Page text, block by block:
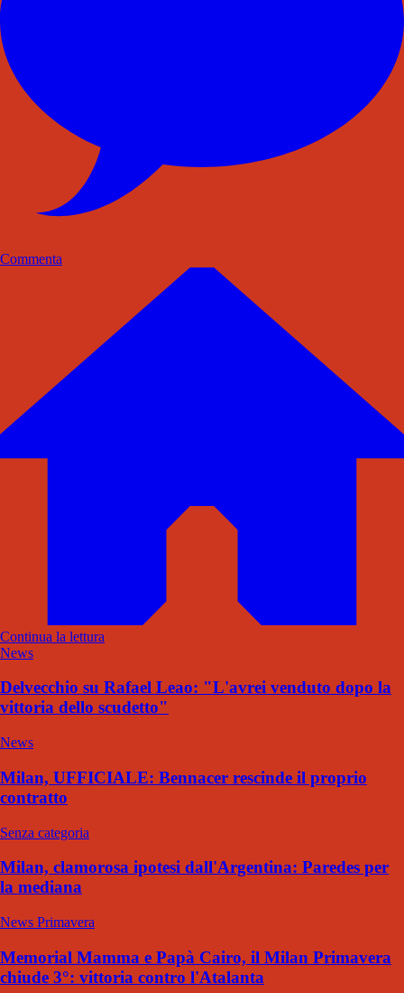
Commenta
Continua la lettura
News
Delvecchio su Rafael Leao: "L'avrei venduto dopo la
vittoria dello scudetto"
News
Milan, UFFICIALE: Bennacer rescinde il proprio
contratto
Senza categoria
Milan, clamorosa ipotesi dall'Argentina: Paredes per
la mediana
News Primavera
Memorial Mamma e Papà Cairo, il Milan Primavera
chiude 3°: vittoria contro l'Atalanta